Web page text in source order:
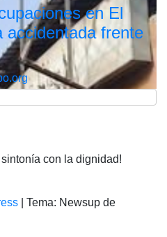
en El
accidentada frente
con la dignidad!
Tema: Newsup de